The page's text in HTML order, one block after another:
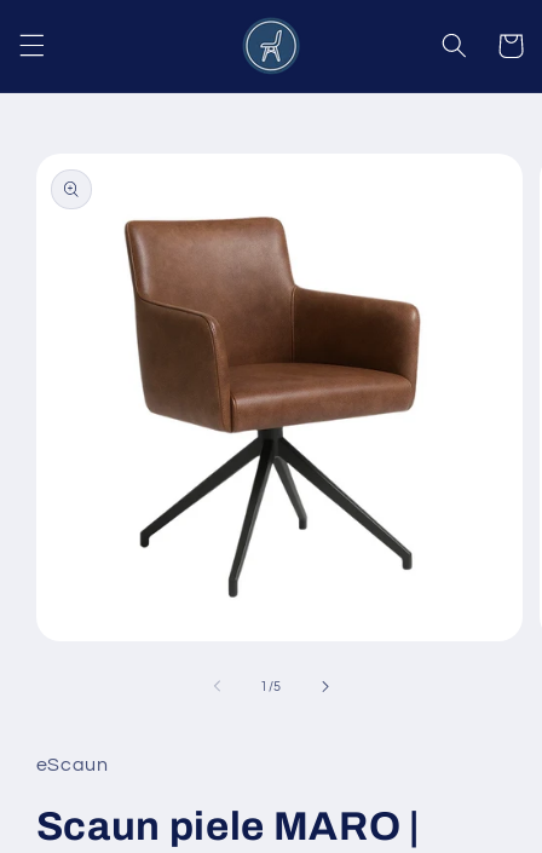
conținut
Coș
informațiile
despre
produs
fereastră
modală
1 /din
5
eScaun
Scaun piele MARO |